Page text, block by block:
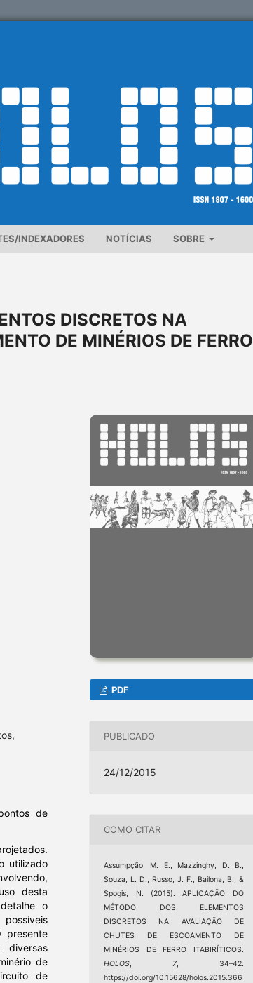
INDEXADORES NOTÍCIAS SOBRE
DISCRETOS NA
DE MINÉRIOS DE FERRO
de
utilizado
desta
o
presente
de
de
PDF
PUBLICADO
24/12/2015
COMO CITAR
Assumpção, M. E., Mazzinghy, D. B.,
Souza, L. D., Russo, J. F., Bailona, B., &
Spogis, N. (2015). APLICAÇÃO DO
MÉTODO DOS ELEMENTOS
DISCRETOS NA AVALIAÇÃO DE
CHUTES DE ESCOAMENTO DE
MINÉRIOS DE FERRO ITABIRÍTICOS.
HOLOS
7 , 34–42.
https://doi.org/10.15628/holos.2015.366